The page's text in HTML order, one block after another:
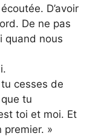
D’avoir
De ne pas
quand nous
cesses de
tu
toi et moi. Et
»